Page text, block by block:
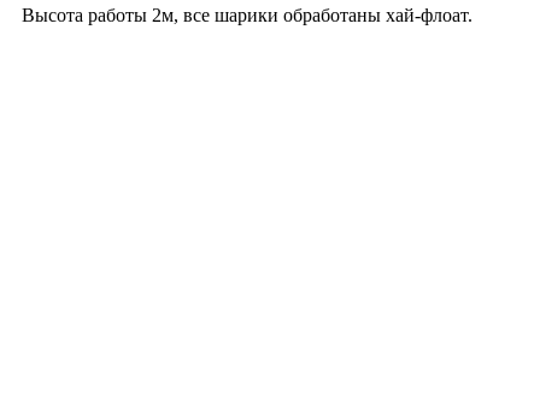
Высота работы 2м, все шарики обработаны хай-флоат.